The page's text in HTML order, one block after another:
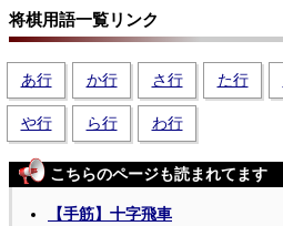
将棋用語一覧リンク
あ行 か行 さ行 た行
や行 ら行 わ行
こちらのページも読まれてます
【手筋】十字飛車